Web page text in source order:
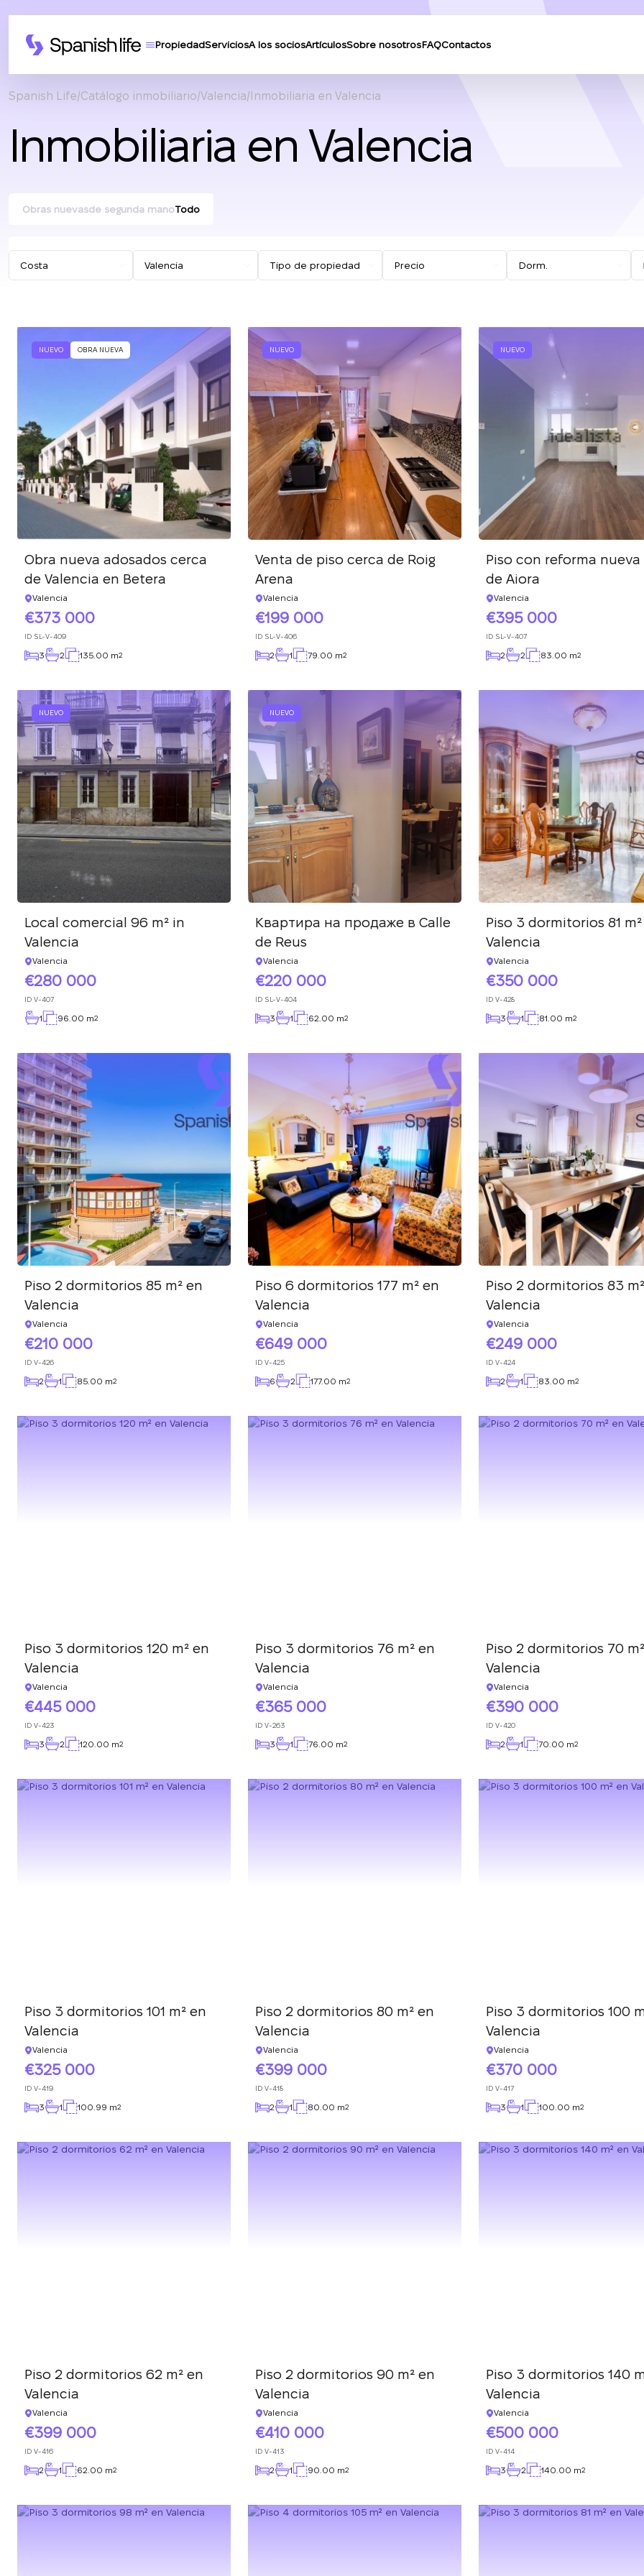
PropiedadServiciosA los sociosArtículosSobre nosotrosFAQContactos
Spanish Life Catálogo inmobiliario Valencia Inmobiliaria en Valencia
Inmobiliaria en Valencia
Obras nuevasde segunda manoTodo
NUEVO OBRA NUEVA
Obra nueva adosados cerca
de Valencia en Betera
Valencia
373 000
ID SL-V-409
3 2 135.00 m2
NUEVO
Venta de piso cerca de Roig
Arena
Valencia
199 000
ID SL-V-406
2 1 79.00 m2
NUEVO
Piso con reforma
de Aiora
Valencia
395 000
ID SL-V-407
2 2 83.00 m2
NUEVO
Local comercial 96 m² in
Valencia
Valencia
280 000
ID V-407
1 96.00 m2
NUEVO
Квартира на продаже в Calle
de Reus
Valencia
220 000
ID SL-V-404
3 1 62.00 m2
Piso 3 dormitorios 81
Valencia
Valencia
350 000
ID V-428
3 1 81.00 m2
Piso 2 dormitorios 85 m² en
Valencia
Valencia
210 000
ID V-426
2 1 85.00 m2
Piso 6 dormitorios 177 m² en
Valencia
Valencia
649 000
ID V-425
6 2 177.00 m2
Piso 2 dormitorios 83
Valencia
Valencia
249 000
ID V-424
2 1 83.00 m2
Piso 3 dormitorios 120 m² en
Valencia
Valencia
445 000
ID V-423
3 2 120.00 m2
Piso 3 dormitorios 76 m² en
Valencia
Valencia
365 000
ID V-263
3 1 76.00 m2
Piso 2 dormitorios 70
Valencia
Valencia
390 000
ID V-420
2 1 70.00 m2
Piso 3 dormitorios 101 m² en
Valencia
Valencia
325 000
ID V-419
3 1 100.99 m2
Piso 2 dormitorios 80 m² en
Valencia
Valencia
399 000
ID V-418
2 1 80.00 m2
Piso 3 dormitorios 100
Valencia
Valencia
370 000
ID V-417
3 1 100.00 m2
Piso 2 dormitorios 62 m² en
Valencia
Valencia
399 000
ID V-416
2 1 62.00 m2
Piso 2 dormitorios 90 m² en
Valencia
Valencia
410 000
ID V-413
2 1 90.00 m2
Piso 3 dormitorios 140
Valencia
Valencia
500 000
ID V-414
3 2 140.00 m2
breve.
con éxito